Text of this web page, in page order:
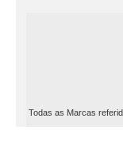
Todas as Marcas